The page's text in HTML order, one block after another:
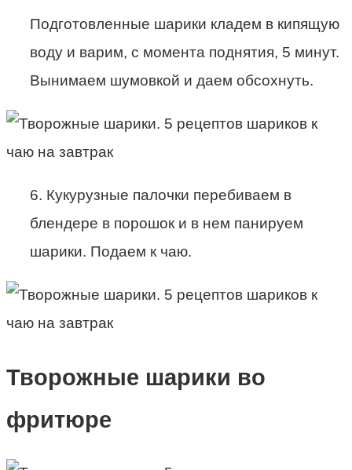
Подготовленные шарики кладем в кипящую
воду и варим, с момента поднятия, 5 минут.
Вынимаем шумовкой и даем обсохнуть.
6. Кукурузные палочки перебиваем в
блендере в порошок и в нем панируем
шарики. Подаем к чаю.
Творожные шарики во
фритюре